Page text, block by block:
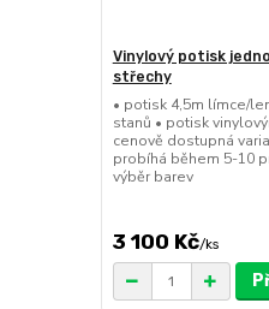
Vinylový potisk
střechy
• potisk 4,5m límce/
stanů • potisk
cenově dostupná
probíhá během 5-10
výběr barev
3 100 Kč/ks